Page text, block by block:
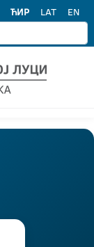
ЋИР LAT EN